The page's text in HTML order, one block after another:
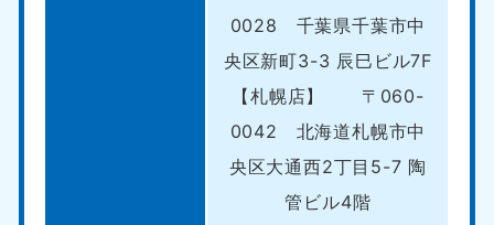
0028 千葉県千葉市中
央区新町3-3 辰巳ビル7F
【札幌店】 〒060-
0042 北海道札幌市中
央区大通西2丁目5-7 陶
管ビル4階